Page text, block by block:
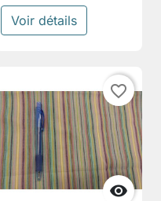
Voir détails

favorite_border